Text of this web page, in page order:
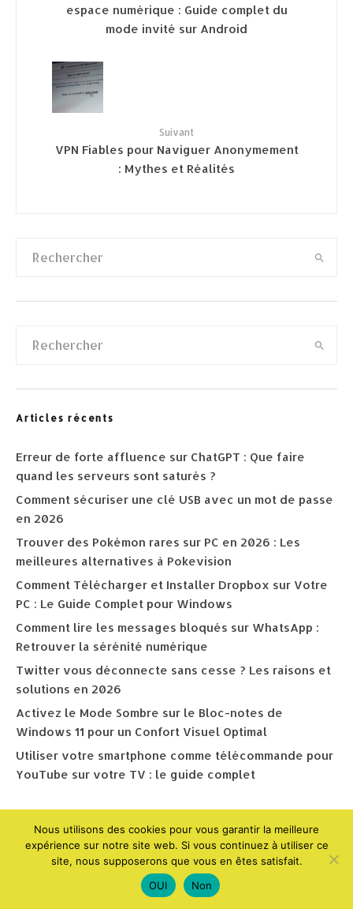
espace numérique : Guide complet du
mode invité sur Android
Suivant
VPN Fiables pour Naviguer Anonymement
: Mythes et Réalités
Articles récents
Erreur de forte affluence sur ChatGPT : Que faire
quand les serveurs sont saturés ?
Comment sécuriser une clé USB avec un mot de passe
en 2026
Trouver des Pokémon rares sur PC en 2026 : Les
meilleures alternatives à Pokevision
Comment Télécharger et Installer Dropbox sur Votre
PC : Le Guide Complet pour Windows
Comment lire les messages bloqués sur WhatsApp :
Retrouver la sérénité numérique
Twitter vous déconnecte sans cesse ? Les raisons et
solutions en 2026
Activez le Mode Sombre sur le Bloc-notes de
Windows 11 pour un Confort Visuel Optimal
Utiliser votre smartphone comme télécommande pour
YouTube sur votre TV : le guide complet
Search Posts
Nous utilisons des cookies pour vous garantir la meilleure
expérience sur notre site web. Si vous continuez à utiliser ce
site, nous supposerons que vous en êtes satisfait.
OUI
Non